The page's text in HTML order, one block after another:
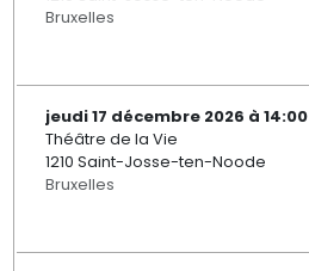
Bruxelles
jeudi 17 décembre 2026 à 14:00
Théâtre de la Vie
1210 Saint-Josse-ten-Noode
Bruxelles